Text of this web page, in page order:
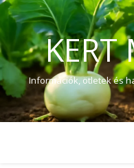
KERT
Információk, ötletek és